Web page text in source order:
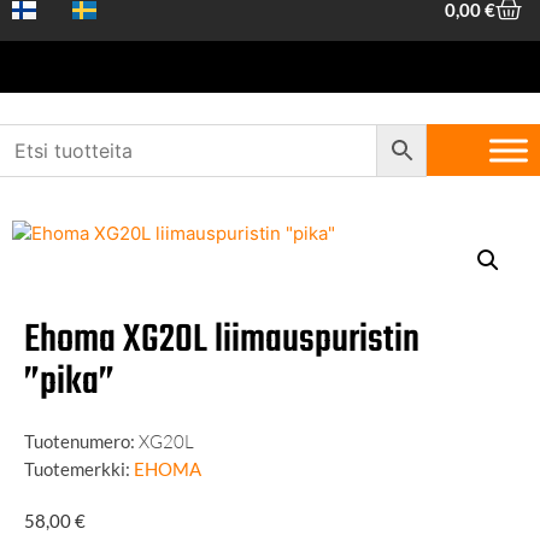
0,00€
Etusivu Koneet ja työkalut
Viilapenkit ja
Ehoma XG20L liimauspuristin
”pika”
Tuotenumero: XG20L
Tuotemerkki: EHOMA
58,00€